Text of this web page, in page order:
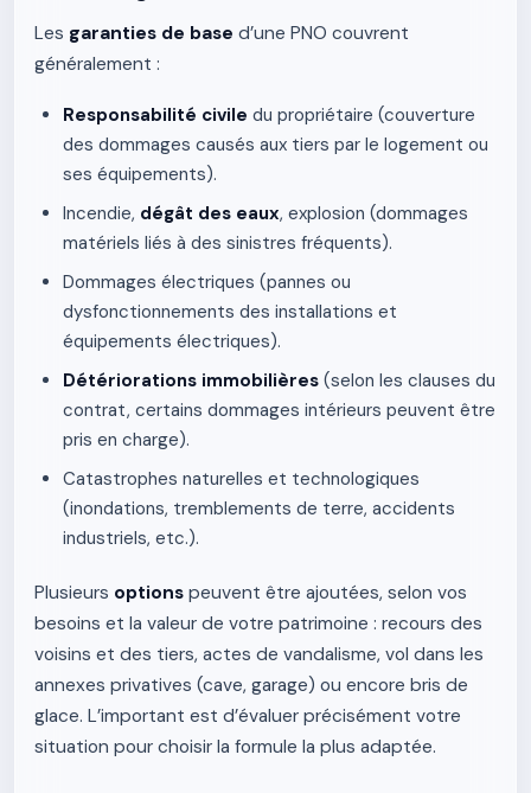
Les garanties de base d’une PNO couvrent
généralement :
Responsabilité civile du propriétaire (couverture
des dommages causés aux tiers par le logement ou
ses équipements).
Incendie, dégât des eaux, explosion (dommages
matériels liés à des sinistres fréquents).
Dommages électriques (pannes ou
dysfonctionnements des installations et
équipements électriques).
Détériorations immobilières (selon les clauses du
contrat, certains dommages intérieurs peuvent être
pris en charge).
Catastrophes naturelles et technologiques
(inondations, tremblements de terre, accidents
industriels, etc.).
Plusieurs options peuvent être ajoutées, selon vos
besoins et la valeur de votre patrimoine : recours des
voisins et des tiers, actes de vandalisme, vol dans les
annexes privatives (cave, garage) ou encore bris de
glace. L’important est d’évaluer précisément votre
situation pour choisir la formule la plus adaptée.